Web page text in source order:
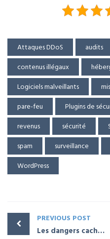
Attaques DDoS audits
contenus illégaux
Logiciels malveillants
pare-feu
Plugins de
revenus
sécurité
spam
surveillance
WordPress
PREVIOUS POST
Les dangers cachés des thèmes gratuits WordPress